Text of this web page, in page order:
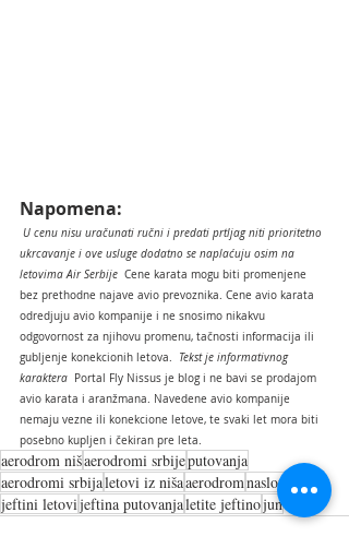
Napomena:
ukrcavanje i ove usluge dodatno se naplaćuju osim na
letovima Air Serbije Cene karata mogu biti promenjene
bez prethodne najave avio prevoznika. Cene avio karata
odredjuju avio kompanije i ne snosimo nikakvu
odgovornost za njihovu promenu, tačnosti informacija ili
gubljenje konekcionih letova.
Tekst je informativnog
karaktera Portal Fly Nissus je blog i ne bavi se prodajom
avio karata i aranžmana. Navedene avio kompanije
nemaju vezne ili konekcione letove, te svaki let mora biti
posebno kupljen i čekiran pre leta.
aerodrom nišaerodromi srbijeputovanja
aerodromi srbijaletovi iz nišaaerodromnaslovi
jeftini letovijeftina putovanjaletite jeftinojun